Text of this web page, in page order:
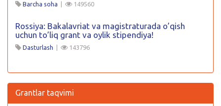
Barcha soha 149560
Rossiya: Bakalavriat va magistraturada o’qish
uchun to’liq grant va oylik stipendiya!
Dasturlash 143796
Grantlar taqvimi